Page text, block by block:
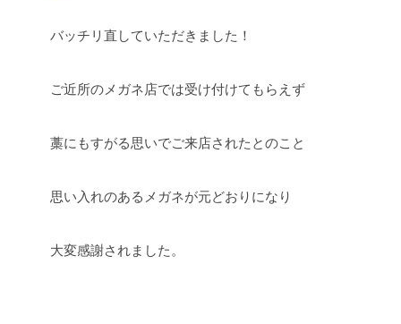
バッチリ直していただきました！
ご近所のメガネ店では受け付けてもらえず
藁にもすがる思いでご来店されたとのこと
思い入れのあるメガネが元どおりになり
大変感謝されました。